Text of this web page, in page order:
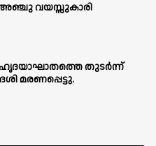
അഞ്ചു വയസ്സുകാരി
തുടർന്ന്
മരണപ്പെട്ടു.